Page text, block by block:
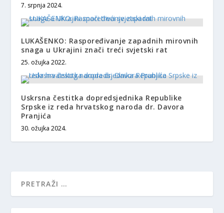
7. srpnja 2024.
LUKAŠENKO: Raspoređivanje zapadnih mirovnih
snaga u Ukrajini znači treći svjetski rat
25. ožujka 2022.
Uskrsna čestitka dopredsjednika Republike
Srpske iz reda hrvatskog naroda dr. Davora
Pranjića
30. ožujka 2024.